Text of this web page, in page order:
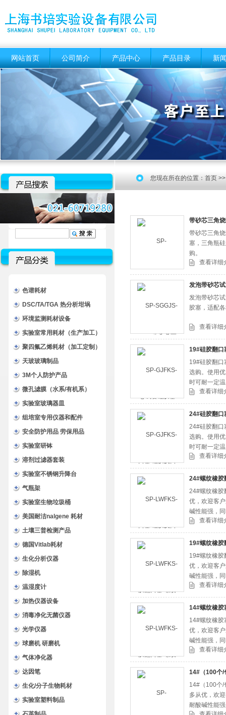
网站首页 公司简介 产品中心 产品目录 新
色谱耗材
DSC/TA/TGA 热分析坩埚
环境监测耗材设备
实验室常用耗材（生产加工）
聚四氟乙烯耗材（加工定制）
天玻玻璃制品
3M个人防护产品
微孔滤膜（水系/有机系）
实验室玻璃器皿
组培室专用仪器和配件
安全防护用品 劳保用品
实验室研钵
溶剂过滤器套装
实验室不锈钢升降台
气瓶架
实验室生物垃圾桶
美国耐洁nalgene 耗材
土壤三普检测产品
德国Vitlab耗材
生化分析仪器
除湿机
温湿度计
加热仪器设备
消毒净化无菌仪器
光学仪器
球磨机 研磨机
气体净化器
达因笔
生化/分子生物耗材
实验室塑料制品
您现在所在的位置： 首页
带砂芯三角
带砂芯三角
塞，三角瓶
购。
查看详细
发泡带砂芯
发泡带砂芯
胶塞，适配
查看详细
19#硅胶翻口
19#硅胶翻口
选购。使用
时可耐一定
查看详细
24#硅胶翻口
24#硅胶翻口
选购。使用
时可耐一定
查看详细
24#螺纹橡胶
24#螺纹橡胶
优，欢迎客
碱性能强，
等。查看详细
19#螺纹橡胶
19#螺纹橡胶
优，欢迎客
碱性能强，
等。查看详细
14#螺纹橡胶
14#螺纹橡胶
优，欢迎客
碱性能强，
等。查看详细
14#（100个/
14#（100个/
多从优，欢
耐酸碱性能